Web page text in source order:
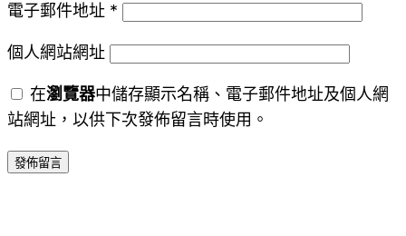
電子郵件地址 *
個人網站網址
在瀏覽器中儲存顯示名稱、電子郵件地址及個人網
站網址，以供下次發佈留言時使用。